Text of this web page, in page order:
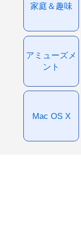
家庭＆趣味
アミューズメ
ント
Mac OS X